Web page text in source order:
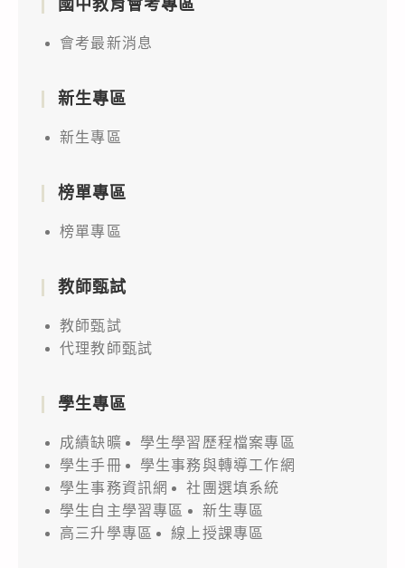
國中教育會考專區
會考最新消息
新生專區
新生專區
榜單專區
榜單專區
教師甄試
教師甄試
代理教師甄試
學生專區
成績缺曠
學生學習歷程檔案專區
學生手冊
學生事務與轉導工作網
學生事務資訊網
社團選填系統
學生自主學習專區
新生專區
高三升學專區
線上授課專區